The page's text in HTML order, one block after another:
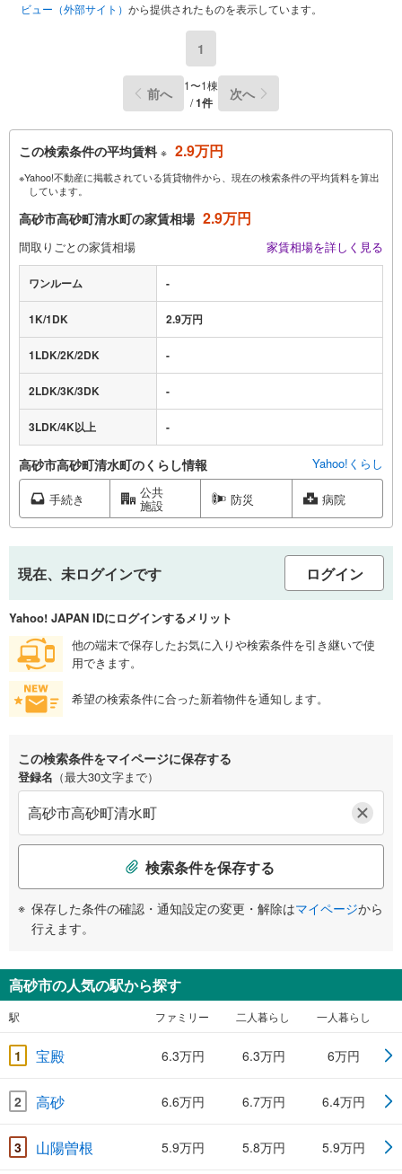
ビュー（外部サイト） から提供されたものを表示しています。
1
前へ
1〜1棟
/1件 次へ
この検索条件の平均賃料 ※ 2.9万円
※Yahoo!不動産に掲載されている賃貸物件から、現在の検索条件の平均賃料を算出
しています。
高砂市高砂町清水町の家賃相場 2.9万円
間取りごとの家賃相場 家賃相場を詳しく見る
ワンルーム -
1K/1DK 2.9万円
1LDK/2K/2DK -
2LDK/3K/3DK -
3LDK/4K以上 -
高砂市高砂町清水町のくらし情報 Yahoo!くらし
手続き 公共
施設 防災 病院
現在、未ログインです ログイン
Yahoo! JAPAN IDにログインするメリット
他の端末で保存したお気に入りや検索条件を引き継いで使
用できます。
希望の検索条件に合った新着物件を通知します。
この検索条件をマイページに保存する
登録名 （最大30文字まで）
検索条件を保存する
保存した条件の確認・通知設定の変更・解除はマイページから
行えます。
高砂市の人気の駅から探す
駅 ファミリー 二人暮らし 一人暮らし
1 宝殿 6.3万円 6.3万円 6万円
2 高砂 6.6万円 6.7万円 6.4万円
3 山陽曽根 5.9万円 5.8万円 5.9万円